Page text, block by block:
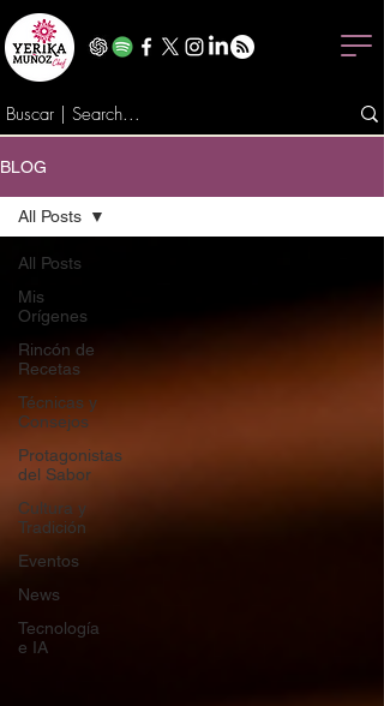
BLOG
All Posts
Mis
Orígenes
Rincón de
Recetas
Técnicas y
Consejos
Protagonistas
del Sabor
Cultura y
Tradición
Eventos
News
Tecnología
e IA
All Posts